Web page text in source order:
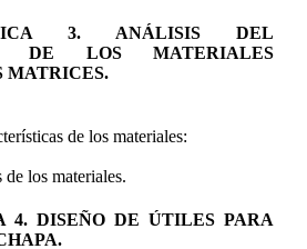
3. ANÁLISIS DEL
DE LOS MATERIALES
MATRICES.
de los materiales:
los materiales.
4. DISEÑO DE ÚTILES PARA